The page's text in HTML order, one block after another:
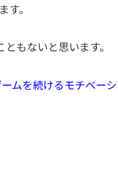
。
もないと思います。
ムを続けるモチベー